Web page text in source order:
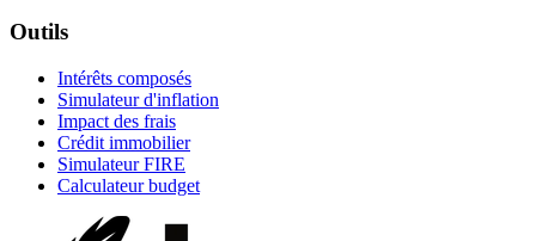
Outils
Intérêts composés
Simulateur d'inflation
Impact des frais
Crédit immobilier
Simulateur FIRE
Calculateur budget